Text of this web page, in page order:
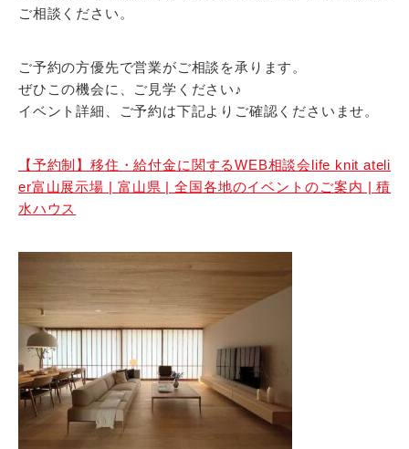
ご相談ください。
ご予約の方優先で営業がご相談を承ります。
ぜひこの機会に、ご見学ください♪
イベント詳細、ご予約は下記よりご確認くださいませ。
【予約制】移住・給付金に関するWEB相談会life knit ateli
er富山展示場 | 富山県 | 全国各地のイベントのご案内 | 積
水ハウス